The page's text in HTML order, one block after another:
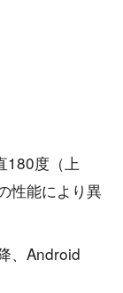
180度（上
性能により異
、Android